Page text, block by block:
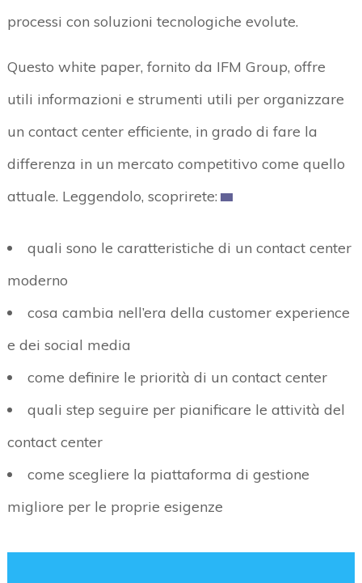
processi con soluzioni tecnologiche evolute.
Questo white paper, fornito da IFM Group, offre
utili informazioni e strumenti utili per organizzare
un contact center efficiente, in grado di fare la
differenza in un mercato competitivo come quello
attuale. Leggendolo, scoprirete:
quali sono le caratteristiche di un contact center
moderno
cosa cambia nell’era della customer experience
e dei social media
come definire le priorità di un contact center
quali step seguire per pianificare le attività del
contact center
come scegliere la piattaforma di gestione
migliore per le proprie esigenze